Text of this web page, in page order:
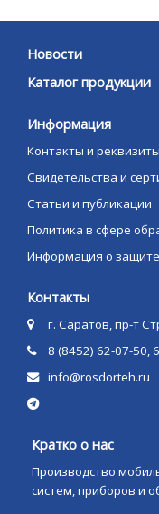
Новости
Каталог продукции
Информация
Контакты и реквизиты
Свидетельства и
Статьи и публикации
Политика в сфере
Информация о
Контакты
г. Саратов, пр-т
8 (8452) 62-07-50,
info@rosdorteh.ru
Кратко о нас
Производство
систем, приборов и